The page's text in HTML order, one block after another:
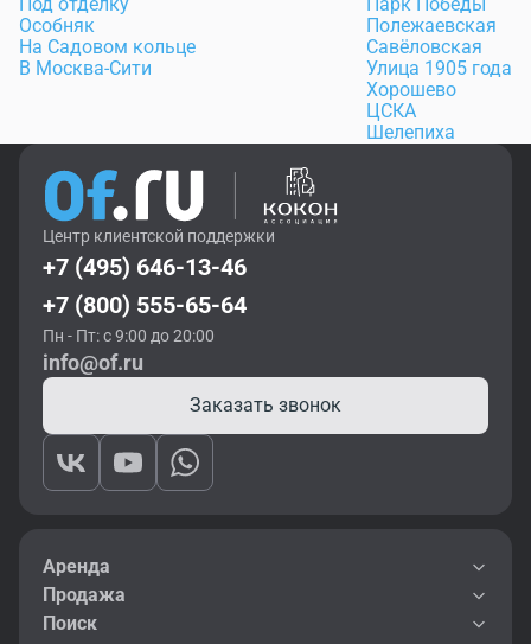
Особняк
На Садовом кольце
В Москва-Сити
Полежаевская
Савёловская
Улица 1905 года
Хорошево
ЦСКА
Шелепиха
Центр клиентской поддержки
+7 (495) 646-13-46
+7 (800) 555-65-64
Пн - Пт: с 9:00 до 20:00
info@of.ru
Заказать звонок
Аренда
Продажа
Поиск